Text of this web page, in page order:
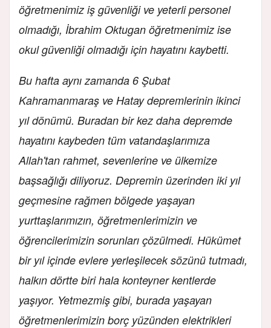
öğretmenimiz iş güvenliği ve yeterli personel
olmadığı, İbrahim Oktugan öğretmenimiz ise
okul güvenliği olmadığı için hayatını kaybetti.
Bu hafta aynı zamanda 6 Şubat
Kahramanmaraş ve Hatay depremlerinin ikinci
yıl dönümü. Buradan bir kez daha depremde
hayatını kaybeden tüm vatandaşlarımıza
Allah'tan rahmet, sevenlerine ve ülkemize
başsağlığı diliyoruz. Depremin üzerinden iki yıl
geçmesine rağmen bölgede yaşayan
yurttaşlarımızın, öğretmenlerimizin ve
öğrencilerimizin sorunları çözülmedi. Hükümet
bir yıl içinde evlere yerleşilecek sözünü tutmadı,
halkın dörtte biri hala konteyner kentlerde
yaşıyor. Yetmezmiş gibi, burada yaşayan
öğretmenlerimizin borç yüzünden elektrikleri